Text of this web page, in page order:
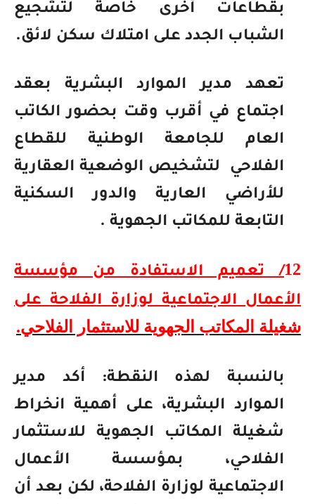
بقطاعات أخرى خاصة لتشجيع
الشباب الجدد على امتلاك سكن لائق.
تعهد مدير الموارد البشرية بعقد
اجتماع في أقرب وقت بحضور الكاتب
العام للجامعة الوطنية للقطاع
الفلاحي
لتشخيص الوضعية العقارية
للأراضي العارية والدور السكنية
التابعة للمكاتب الجهوية .
12/ تعميم الاستفادة من مؤسسة
الأعمال الاجتماعية لوزارة الفلاحة على
شغيلةالمكاتب الجهوية للاستثمار الفلاحي.
بالنسبة لهذه النقطة: أكد مدير
الموارد البشرية، على أهمية انخراط
شغيلة المكاتب الجهوية للاستثمار
الفلاحي، بمؤسسة الأعمال
الاجتماعية لوزارة الفلاحة، لكن بعد أن